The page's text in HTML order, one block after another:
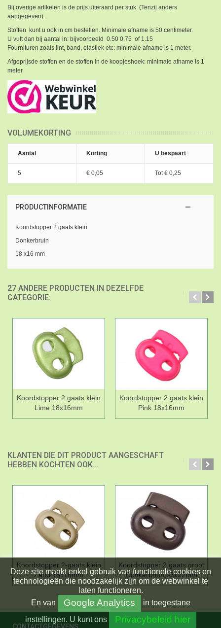
Bij overige artikelen is de prijs uiteraard per stuk. (Tenzij anders
aangegeven).
Stoffen kunt u ook in cm bestellen. Minimale afname is 50 centimeter.
U vult dan bij aantal in: bijvoorbeeld 0.50 0.75 of 1.15
Fournituren zoals lint, band, elastiek etc: minimale afname is 1 meter.
Afgeprijsde stoffen en de stoffen in de koopjeshoek: minimale afname is 1
meter.
VOLUMEKORTING
Aantal Korting U bespaart
5 € 0,05 Tot€ 0,25
PRODUCTINFORMATIE
Koordstopper 2 gaats klein
Donkerbruin
18 x16 mm
27 ANDERE PRODUCTEN IN DEZELFDE
CATEGORIE:
Koordstopper 2 gaats klein
Lime 18x16mm
Koordstopper 2 gaats klein
Pink 18x16mm
KLANTEN DIE DIT PRODUCT AANGESCHAFT
HEBBEN KOCHTEN OOK...
Koordstopper 2-gaats klein
Zand 18x16mm
Koordstopper 2 gaats groot
Donkerbruin 25x22mm
Deze site maakt enkel gebruik van functionele cookies en
technologieën die noodzakelijk zijn om de webwinkel te
laten functioneren.
En van Google Analytics
in toegestane
instellingen. U kunt ons Privacybeleid hier